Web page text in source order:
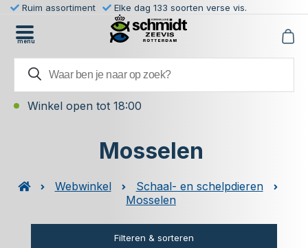
Ruim assortiment Elke dag 133 soorten verse vis.
menu
Winkel open tot 18:00
Mosselen
Webwinkel
Schaal- en schelpdieren
Mosselen
Filteren & sorteren